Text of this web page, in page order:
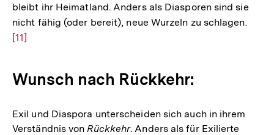
Auflösung
der
bleibt ihr Heimatland. Anders als Diasporen sind sie
nicht fähig (oder bereit), neue Wurzeln zu schlagen.
[11]
Wunsch nach Rückkehr:
Exil und Diaspora unterscheiden sich auch in ihrem
Verständnis von Rückkehr. Anders als für Exilierte